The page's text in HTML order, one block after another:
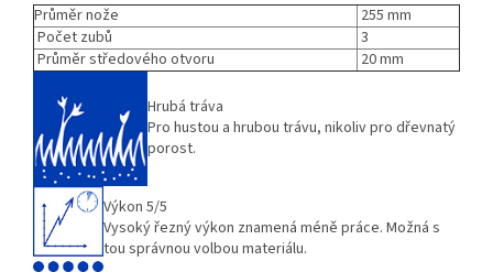
Průměr nože
255 mm
Počet zubů
3
Průměr středového otvoru
20 mm
Hrubá tráva
Pro hustou a hrubou trávu, nikoliv pro dřevnatý
porost.
Výkon 5/5
Vysoký řezný výkon znamená méně práce. Možná s
tou správnou volbou materiálu.